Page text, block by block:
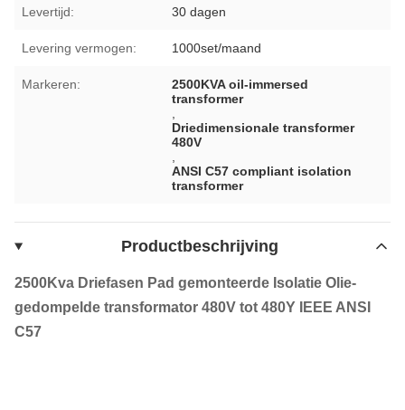
Levertijd: 30 dagen
Levering vermogen: 1000set/maand
Markeren:
2500KVA oil-immersed
transformer
Driedimensionale transformer
480V
ANSI C57 compliant isolation
transformer
Productbeschrijving
2500Kva Driefasen Pad gemonteerde Isolatie Olie-
gedompelde transformator 480V tot 480Y IEEE ANSI
C57